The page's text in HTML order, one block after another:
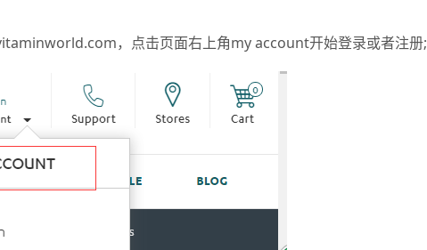
，点击页面右上角my account开始登录或者注册;